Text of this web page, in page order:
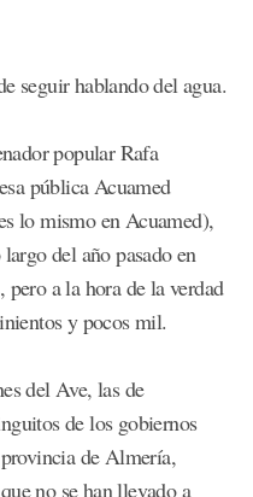
seguir hablando del agua.
popular Rafa
pública Acuamed
lo mismo en Acuamed),
del año pasado en
a la hora de la verdad
y pocos mil.
del Ave, las de
de los gobiernos
de Almería,
no se han llevado a